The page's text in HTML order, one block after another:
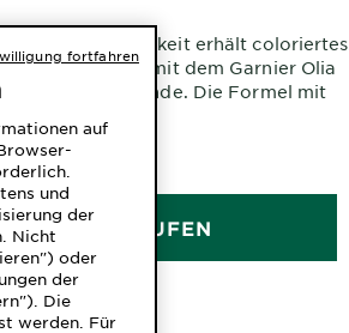
und Lebendigkeit erhält coloriertes
Haar mit dem Garnier Olia
Old Money Blonde. Die Formel mit
strahlendes Blond schnell und
150 ML
JETZT KAUFEN
auf
und
der
Nicht
oder
der
Die
werden. Für
fortfahren